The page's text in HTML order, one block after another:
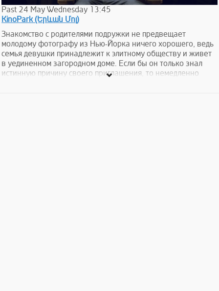
Past 24 May Wednesday 13:45
KinoPark (Երևան Մոլ)
Знакомство с родителями подружки не предвещает
молодому фотографу из Нью-Йорка ничего хорошего, ведь
семья девушки принадлежит к элитному обществу и живет
в уединенном загородном доме. Если бы он только знал
истинную причину своего приглашения, то немедленно